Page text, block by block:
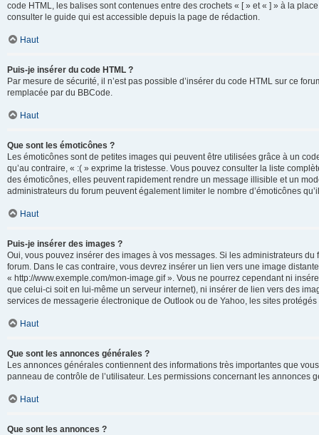
code HTML, les balises sont contenues entre des crochets « [ » et « ] » à la
consulter le guide qui est accessible depuis la page de rédaction.
Haut
Puis-je insérer du code HTML ?
Par mesure de sécurité, il n’est pas possible d’insérer du code HTML sur ce
remplacée par du BBCode.
Haut
Que sont les émoticônes ?
Les émoticônes sont de petites images qui peuvent être utilisées grâce à un
qu’au contraire, « :( » exprime la tristesse. Vous pouvez consulter la liste
des émoticônes, elles peuvent rapidement rendre un message illisible et un
administrateurs du forum peuvent également limiter le nombre d’émoticônes
Haut
Puis-je insérer des images ?
Oui, vous pouvez insérer des images à vos messages. Si les administrateurs
forum. Dans le cas contraire, vous devrez insérer un lien vers une image
« http://www.exemple.com/mon-image.gif ». Vous ne pourrez cependant ni
que celui-ci soit en lui-même un serveur internet), ni insérer de lien vers des
services de messagerie électronique de Outlook ou de Yahoo, les sites
Haut
Que sont les annonces générales ?
Les annonces générales contiennent des informations très importantes que
panneau de contrôle de l’utilisateur. Les permissions concernant les annonces
Haut
Que sont les annonces ?